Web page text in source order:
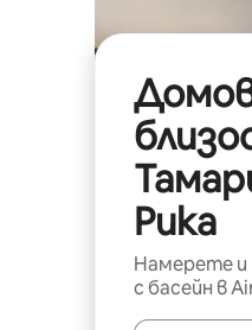
Рика
Намерете и
с басейн в